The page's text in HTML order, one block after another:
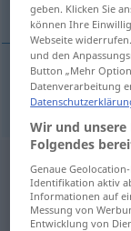
lärmen halasit
geben. Klicken Sie
können Ihre
Webseite
und den
Button „Mehr
Datenverarbeitung
Wir und
Folgendes
Genaue
Identifikation aktiv
Informationen auf
Messung von
Entwicklung von